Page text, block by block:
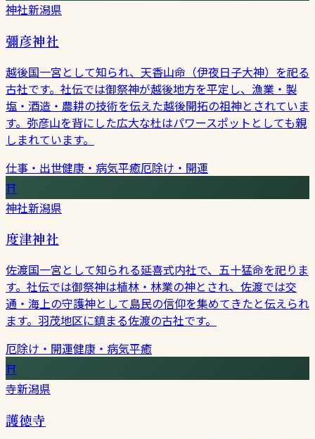
神社新潟県
彌彦神社
越後国一宮として知られ、天香山命（伊夜日子大神）を祀る
古社です。社伝では御祭神が越後地方を平定し、漁業・製
塩・酒造・農耕の技術を伝えた越後開拓の祖神とされていま
す。弥彦山を背にした広大な杜はパワースポットとしても親
しまれています。
仕事・出世健康・病気平癒厄除け・開運
⛩
神社新潟県
度津神社
佐渡国一宮として知られる延喜式内社で、五十猛命を祀りま
す。社伝では御祭神は植林・林業の神とされ、佐渡では交
通・海上の守護神として島民の信仰を集めてきたと伝えられ
ます。羽茂地区に鎮まる佐渡の古社です。
厄除け・開運健康・病気平癒
⛩
寺新潟県
護徳寺